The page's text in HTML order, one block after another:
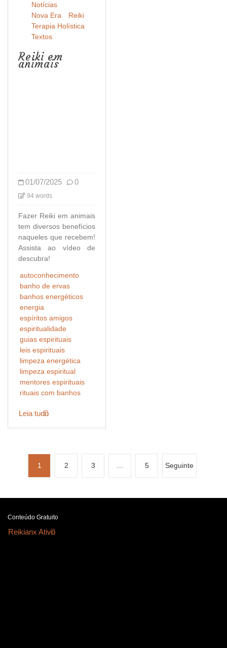
Notícias
Nova Era
Reiki
Terapia Holística
Textos
Reiki em
animais
01/07/2025 0
94 words
Fazer Reiki em animais
tem diversos benefícios
naqueles que recebem!
Assista ao vídeo de
descubra!
autoconhecimento
banho de ervas
banhos energéticos
energia
espíritos amigos
espiritualidade
guias espirituais
leis espirituais
limpeza energética
limpeza espiritual
mentores espirituais
rituais com banhos
Leia tudo
1 2 3 … 5 Seguinte
Conteúdo Gratuito
Reikianx Ativo